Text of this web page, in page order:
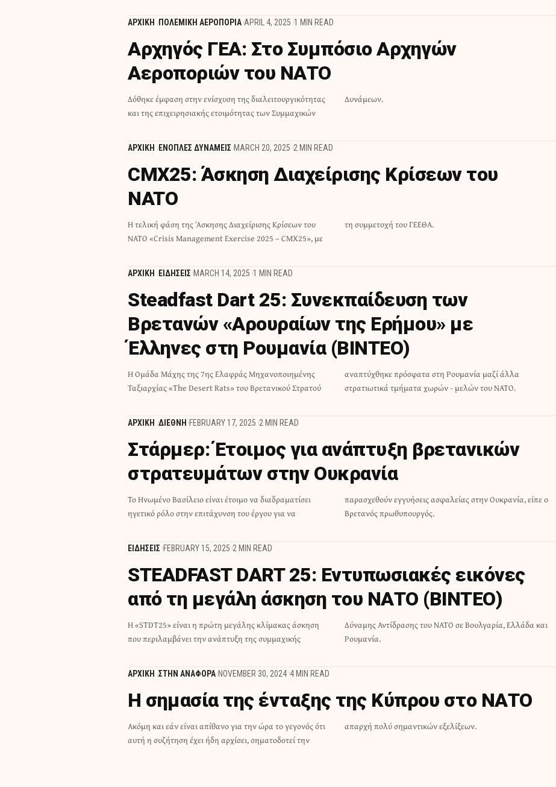
ΑΡΧΙΚΗ ΠΟΛΕΜΙΚΗ ΑΕΡΟΠΟΡΙΑ APRIL 4, 2025 1 MIN READ
Αρχηγός ΓΕΑ: Στο Συμπόσιο Αρχηγών
Αεροποριών του ΝΑΤΟ
Δόθηκε έμφαση στην ενίσχυση της διαλειτουργικότητας
και της επιχειρησιακής ετοιμότητας των Συμμαχικών
Δυνάμεων.
ΑΡΧΙΚΗ ΕΝΟΠΛΕΣ ΔΥΝΑΜΕΙΣ MARCH 20, 2025 2 MIN READ
CMX25: Άσκηση Διαχείρισης Κρίσεων τoυ
NATO
H τελική φάση της Άσκησης Διαχείρισης Κρίσεων του
ΝΑΤΟ «Crisis Management Exercise 2025 – CMX25», με
τη συμμετοχή του ΓΕΕΘΑ.
ΑΡΧΙΚΗ ΕΙΔΗΣΕΙΣ MARCH 14, 2025 1 MIN READ
Steadfast Dart 25: Συνεκπαίδευση των
Βρετανών «Αρουραίων της Ερήμου» με
Έλληνες στη Ρουμανία (ΒΙΝΤΕΟ)
Η Ομάδα Μάχης της 7ης Ελαφράς Μηχανοποιημένης
Ταξιαρχίας «The Desert Rats» του Βρετανικού Στρατού
αναπτύχθηκε πρόσφατα στη Ρουμανία μαζί άλλα
στρατιωτικά τμήματα χωρών - μελών του ΝΑΤΟ.
ΑΡΧΙΚΗ ΔΙΕΘΝΗ FEBRUARY 17, 2025 2 MIN READ
Στάρμερ: Έτοιμος για ανάπτυξη βρετανικών
στρατευμάτων στην Ουκρανία
Το Ηνωμένο Βασίλειο είναι έτοιμο να διαδραματίσει
ηγετικό ρόλο στην επιτάχυνση του έργου για να
παρασχεθούν εγγυήσεις ασφαλείας στην Ουκρανία, είπε ο
Βρετανός πρωθυπουργός.
ΕΙΔΗΣΕΙΣ FEBRUARY 15, 2025 2 MIN READ
STEADFAST DART 25: Εντυπωσιακές εικόνες
από τη μεγάλη άσκηση του ΝΑΤΟ (ΒΙΝΤΕΟ)
Η «STDT25» είναι η πρώτη μεγάλης κλίμακας άσκηση
που περιλαμβάνει την ανάπτυξη της συμμαχικής
Δύναμης Αντίδρασης του ΝΑΤΟ σε Βουλγαρία, Ελλάδα και
Ρουμανία.
ΑΡΧΙΚΗ ΣΤΗΝ ΑΝΑΦΟΡΑ NOVEMBER 30, 2024 4 MIN READ
Η σημασία της ένταξης της Κύπρου στο ΝΑΤΟ
Ακόμη και εάν είναι απίθανο για την ώρα το γεγονός ότι
αυτή η συζήτηση έχει ήδη αρχίσει, σηματοδοτεί την
απαρχή πολύ σημαντικών εξελίξεων.